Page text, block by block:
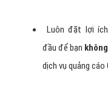
Luôn đặt lợi
đầu để bạn
dịch vụ quảng